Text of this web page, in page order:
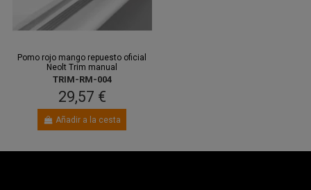
Pomo rojo mango repuesto oficial
Neolt Trim manual
TRIM-RM-004
29,57 €
Añadir a la cesta